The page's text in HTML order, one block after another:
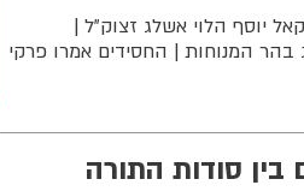
יוסף הלוי אשלג זצוק"ל |
המנוחות | החסידים אמרו פרקי
סודות התורה